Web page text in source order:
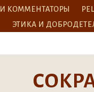
КОММЕНТАТОРЫ
ЭТИКА И